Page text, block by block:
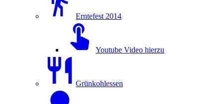
Erntefest 2014
Youtube Video hierzu
Grünkohlessen